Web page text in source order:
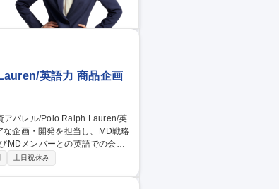
英語力 商品企画
MDメンバーとの英語での会話
土日祝休み